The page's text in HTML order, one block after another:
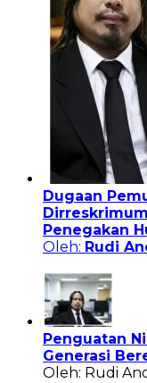
Dugaan
Penegakan
Oleh: Rudi
Penguatan
Generasi
Oleh: Rudi